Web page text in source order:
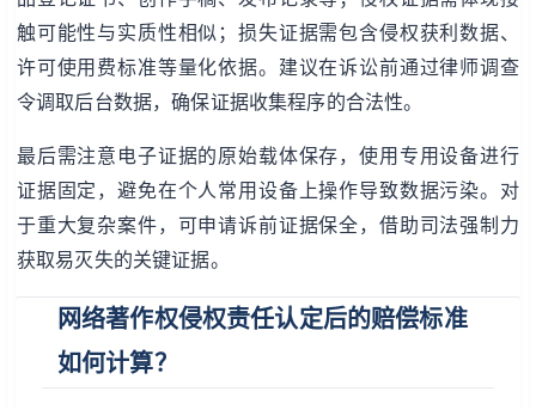
触可能性与实质性相似；损失证据需包含侵权获利数据、
许可使用费标准等量化依据。建议在诉讼前通过律师调查
令调取后台数据，确保证据收集程序的合法性。
最后需注意电子证据的原始载体保存，使用专用设备进行
证据固定，避免在个人常用设备上操作导致数据污染。对
于重大复杂案件，可申请诉前证据保全，借助司法强制力
获取易灭失的关键证据。
网络著作权侵权责任认定后的赔偿标准
如何计算？